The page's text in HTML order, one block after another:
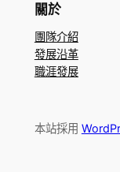
關於
團隊介紹
發展沿革
職涯發展
本站採用